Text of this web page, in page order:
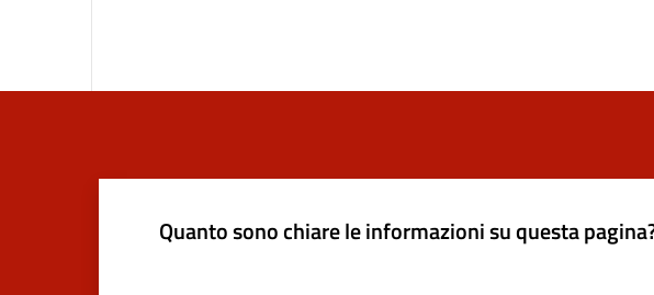
Quanto sono chiare le informazioni su questa